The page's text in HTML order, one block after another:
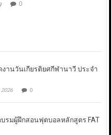
0
งานวันเกียรติยศกีฬานาวี ประจำ
0
บรมผู้ฝึกสอนฟุตบอลหลักสูตร FAT